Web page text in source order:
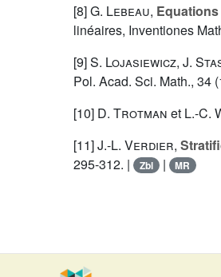
[8]G. Lebeau,
linéaires, Inventiones
[9]S. Lojasiewicz, J.
Pol. Acad. Sci. Math., 34
[10] D. Trotman et L.-C.
[11]J.-L. Verdier,
295-312. |
Zbl | MR